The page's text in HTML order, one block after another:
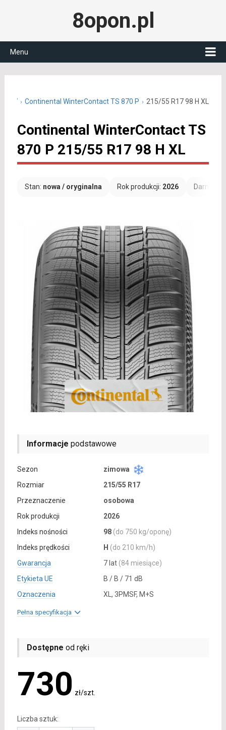
8opon.pl
Menu
R17 Continental WinterContact TS 870 P 215/55 R17 98 H XL
Continental WinterContact TS
870 P 215/55 R17 98 H XL
Stan: nowa / oryginalna Rok produkcji: 2026
Informacje podstawowe
Sezon
zimowa
Rozmiar
215/55 R17
Przeznaczenie
osobowa
Rok produkcji
2026
Indeks nośności
98 (do 750 kg/oponę)
Indeks prędkości
H (do 210 km/h)
Gwarancja
7 lat (84 miesiące)
Etykieta UE
B / B / 71 dB
Oznaczenia
XL, 3PMSF, M+S
Pełna specyfikacja
Dostępne od ręki
730 zł/szt.
Liczba sztuk: